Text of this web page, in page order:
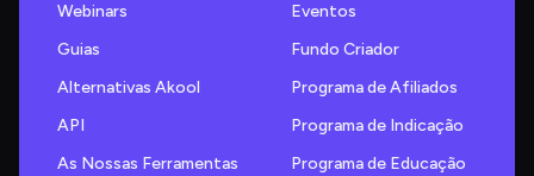
Webinars
Guias
Alternativas Akool
API
As Nossas Ferramentas
Eventos
Fundo Criador
Programa de Afiliados
Programa de Indicação
Programa de Educação